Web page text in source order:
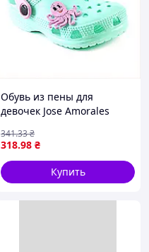
Обувь из пены для
девочек Jose Amorales
318.98 ₴
341.33₴
Купить